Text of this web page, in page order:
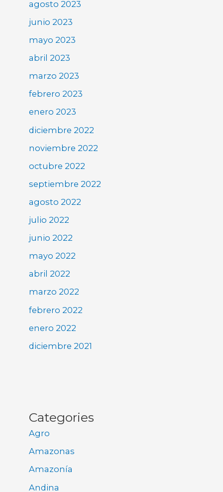
agosto 2023
junio 2023
mayo 2023
abril 2023
marzo 2023
febrero 2023
enero 2023
diciembre 2022
noviembre 2022
octubre 2022
septiembre 2022
agosto 2022
julio 2022
junio 2022
mayo 2022
abril 2022
marzo 2022
febrero 2022
enero 2022
diciembre 2021
Categories
Agro
Amazonas
Amazonía
Andina